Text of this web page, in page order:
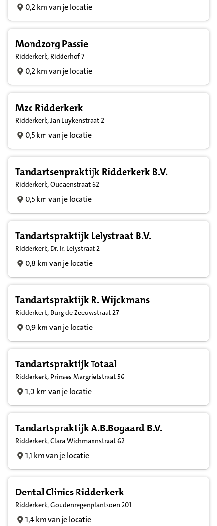
0,2 km van je locatie
Mondzorg Passie
Ridderkerk, Ridderhof 7
0,2 km van je locatie
Mzc Ridderkerk
Ridderkerk, Jan Luykenstraat 2
0,5 km van je locatie
Tandartsenpraktijk Ridderkerk B.V.
Ridderkerk, Oudaenstraat 62
0,5 km van je locatie
Tandartspraktijk Lelystraat B.V.
Ridderkerk, Dr. Ir. Lelystraat 2
0,8 km van je locatie
Tandartspraktijk R. Wijckmans
Ridderkerk, Burg de Zeeuwstraat 27
0,9 km van je locatie
Tandartspraktijk Totaal
Ridderkerk, Prinses Margrietstraat 56
1,0 km van je locatie
Tandartspraktijk A.B.Bogaard B.V.
Ridderkerk, Clara Wichmannstraat 62
1,1 km van je locatie
Dental Clinics Ridderkerk
Ridderkerk, Goudenregenplantsoen 201
1,4 km van je locatie